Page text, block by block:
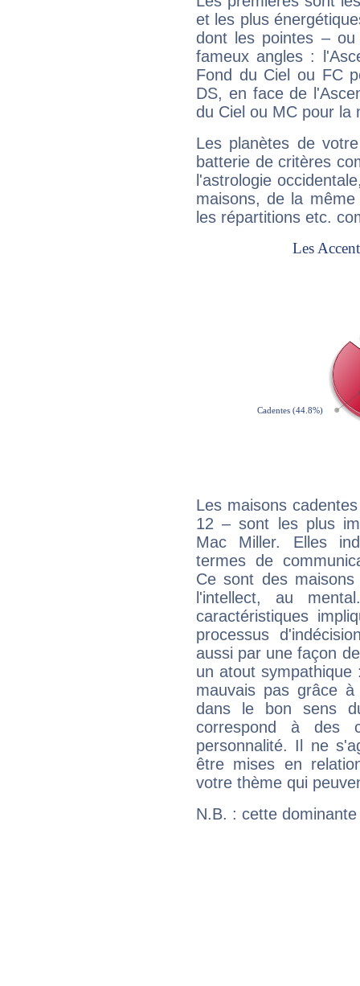
et les plus
dont les pointes –
fameux angles :
Fond du Ciel ou FC
DS, en face de
du Ciel ou MC pour la
Les planètes de
batterie de critères
l'astrologie
maisons, de la
les répartitions etc.
Les maisons
12 – sont les plus
Mac Miller. Elles
termes de
Ce sont des
l'intellect, au
caractéristiques
processus
aussi par une façon
un atout
mauvais pas grâce
dans le bon sens
correspond à des
personnalité. Il ne
être mises en
votre thème qui
N.B. : cette